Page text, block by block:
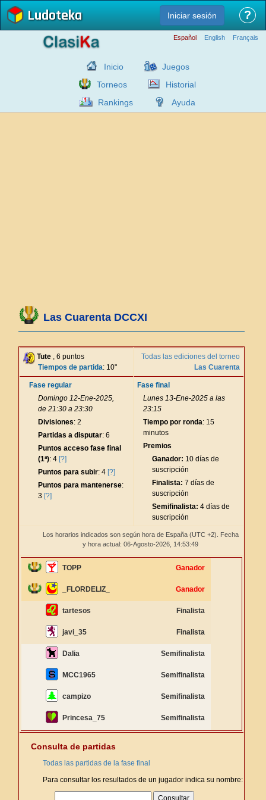
Ludoteka Iniciar sesión ?
Español English Français
Inicio
Juegos
Torneos
Historial
Rankings
Ayuda
Las Cuarenta DCCXI
Tute , 6 puntos
Tiempos de partida: 10"
Todas las ediciones del torneo
Las Cuarenta
Fase regular
Domingo 12-Ene-2025,
de 21:30 a 23:30
Divisiones: 2
Partidas a disputar: 6
Puntos acceso fase final
(1ª): 4 [?]
Puntos para subir: 4 [?]
Puntos para mantenerse:
3 [?]
Fase final
Lunes 13-Ene-2025 a las
23:15
Tiempo por ronda: 15
minutos
Premios
Ganador: 10 días de
suscripción
Finalista: 7 días de
suscripción
Semifinalista: 4 días de
suscripción
Los horarios indicados son según hora de España (UTC +2). Fecha
y hora actual: 06-Agosto-2026, 14:53:49
TOPP Ganador
_FLORDELIZ_ Ganador
tartesos Finalista
javi_35 Finalista
Dalia Semifinalista
MCC1965 Semifinalista
campizo Semifinalista
Princesa_75 Semifinalista
Consulta de partidas
Todas las partidas de la fase final
Para consultar los resultados de un jugador indica su nombre: